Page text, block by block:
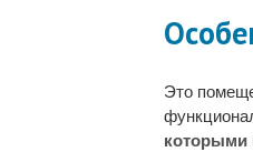
Это
которыми